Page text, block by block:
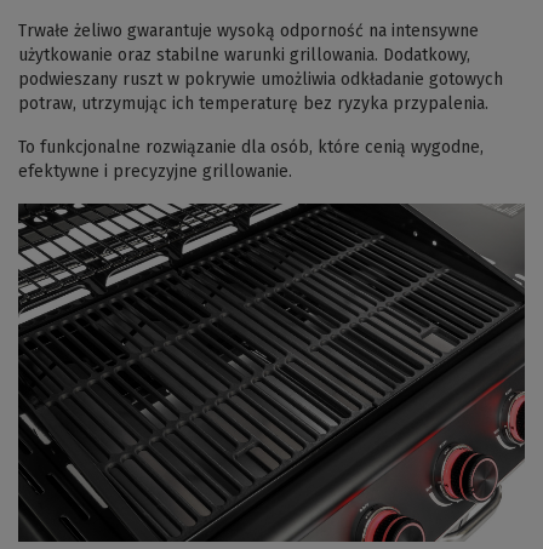
Trwałe żeliwo gwarantuje wysoką odporność na intensywne
użytkowanie oraz stabilne warunki grillowania. Dodatkowy,
podwieszany ruszt w pokrywie umożliwia odkładanie gotowych
potraw, utrzymując ich temperaturę bez ryzyka przypalenia.
To funkcjonalne rozwiązanie dla osób, które cenią wygodne,
efektywne i precyzyjne grillowanie.